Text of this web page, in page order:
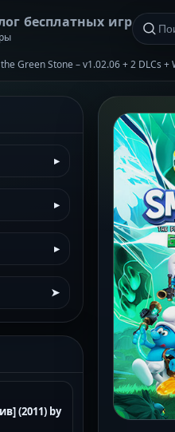
бесплатных игр
Green Stone – v1.02.06 + 2 DLCs
▸
▸
▸
➤
(2011) by